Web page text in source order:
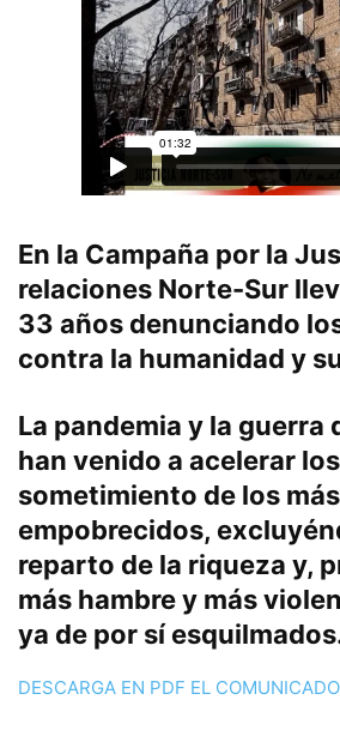
En la Campaña por la
relaciones Norte-Sur
33 años denunciando
contra la humanidad y
La pandemia y la guerra
han venido a acelerar
sometimiento de los más
empobrecidos,
reparto de la riqueza y,
más hambre y más
ya de por sí
DESCARGA EN PDF EL COMUNICADO